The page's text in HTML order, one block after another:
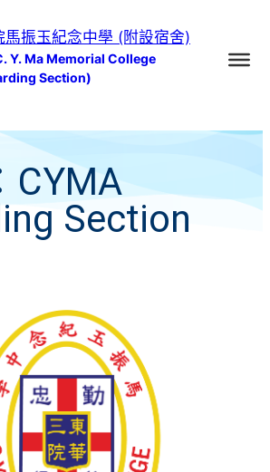
馬振玉紀念中學 (附設宿舍)
Y. Ma Memorial College
Section)
CYMA
Section